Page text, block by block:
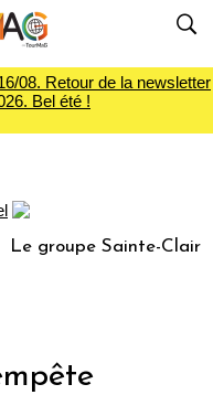
08. Retour de la newsletter
Bel été !
Le groupe Sainte-Claire